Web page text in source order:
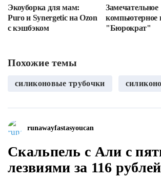
Экоуборка для мам:
Puro и Synergetic на Ozon
с кэшбэком
Замечательное
компьютерное
"Бюрократ"
Похожие темы
силиконовые трубочки
runawayfastasyoucan
Скальпель с Али с
лезвиями за 116 рублей